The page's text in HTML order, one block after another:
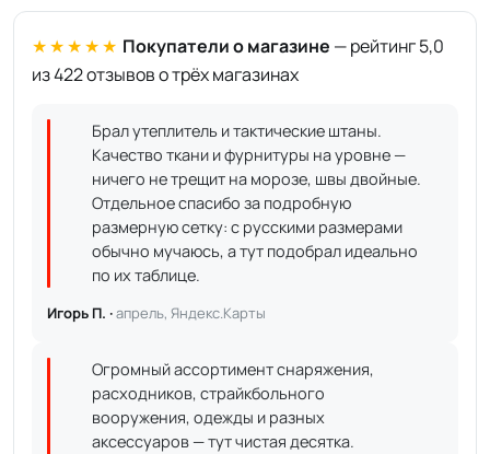
★★★★★ Покупатели о магазине — рейтинг 5,0
из 422 отзывов о трёх магазинах
Брал утеплитель и тактические штаны.
Качество ткани и фурнитуры на уровне —
ничего не трещит на морозе, швы двойные.
Отдельное спасибо за подробную
размерную сетку: с русскими размерами
обычно мучаюсь, а тут подобрал идеально
по их таблице.
Игорь П. ·апрель, Яндекс.Карты
Огромный ассортимент снаряжения,
расходников, страйкбольного
вооружения, одежды и разных
аксессуаров — тут чистая десятка.